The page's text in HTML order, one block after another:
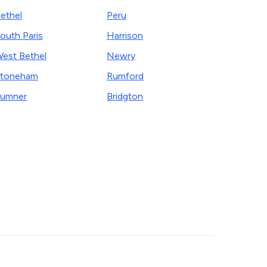
Paris
Bethel
Peru
Harrison
Newry
Rumford
Bridgton